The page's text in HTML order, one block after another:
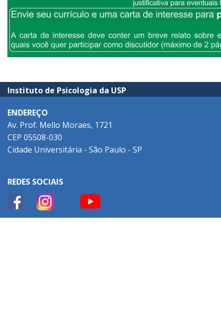
Instituto de Psicologia da USP
ENDEREÇO
Av. Prof. Mello Moraes, 1721
CEP 05508-030
Cidade Universitária - São Paulo - SP
REDES SOCIAIS